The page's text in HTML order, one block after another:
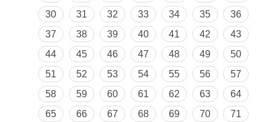
30
31 32 33 34 35
36
37
38 39 40 41 42
43
44
45 46 47 48 49
50
51
52 53 54 55 56
57
58
59 60 61 62 63
64
65
66 67 68 69 70
71